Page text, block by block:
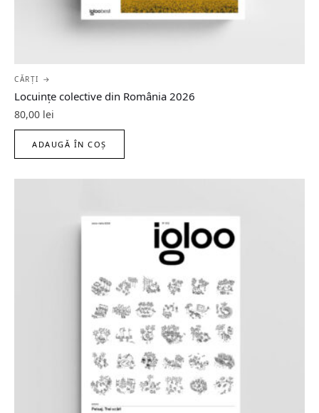
CĂRȚI →
Locuințe colective din România 2026
80,00 lei
ADAUGĂ ÎN COȘ